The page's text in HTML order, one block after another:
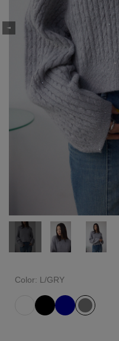
Color: L/GRY